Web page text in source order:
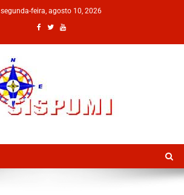
segunda-feira, agosto 10, 2026